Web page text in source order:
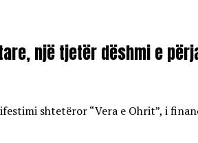
një tjetër dëshmi e
shtetëror “Vera e Ohrit”, i